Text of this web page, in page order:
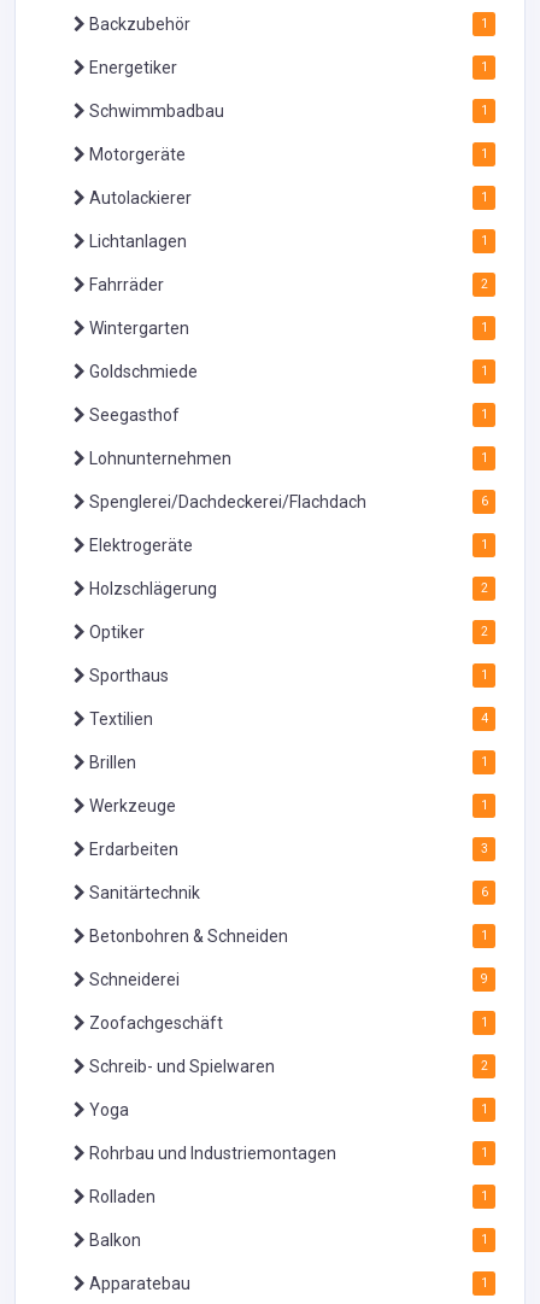
Backzubehör 1
Energetiker 1
Schwimmbadbau 1
Motorgeräte 1
Autolackierer 1
Lichtanlagen 1
Fahrräder 2
Wintergarten 1
Goldschmiede 1
Seegasthof 1
Lohnunternehmen 1
Spenglerei/Dachdeckerei/Flachdach 6
Elektrogeräte 1
Holzschlägerung 2
Optiker 2
Sporthaus 1
Textilien 4
Brillen 1
Werkzeuge 1
Erdarbeiten 3
Sanitärtechnik 6
Betonbohren & Schneiden 1
Schneiderei 9
Zoofachgeschäft 1
Schreib- und Spielwaren 2
Yoga 1
Rohrbau und Industriemontagen 1
Rolladen 1
Balkon 1
Apparatebau 1